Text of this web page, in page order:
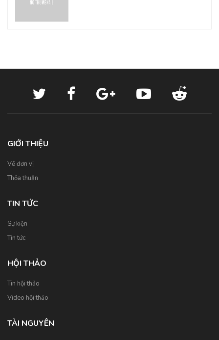
GIỚI THIỆU
Về đơn vị
Thỏa thuận
TIN TỨC
Sự kiện
Tin tức
HỘI THẢO
Tin hội thảo
Video hội thảo
TÀI NGUYÊN